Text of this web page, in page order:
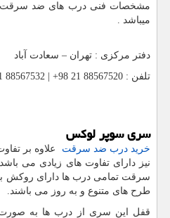
مشخصات فنی درب های ضد سرقت
میباشد .
دفتر مرکزی : تهران – سعادت آباد
تلفن : 88567520 21 98+ | 88567532 21 98+
سری سوپر لوکس
خرید درب ضد سرقت علاوه بر
نیز دارای تفاوت های زیادی می
سرقت تمامی درب ها دارای روکش
طرح های متنوع و به روز می باشند.
قفل این سری از درب ها به